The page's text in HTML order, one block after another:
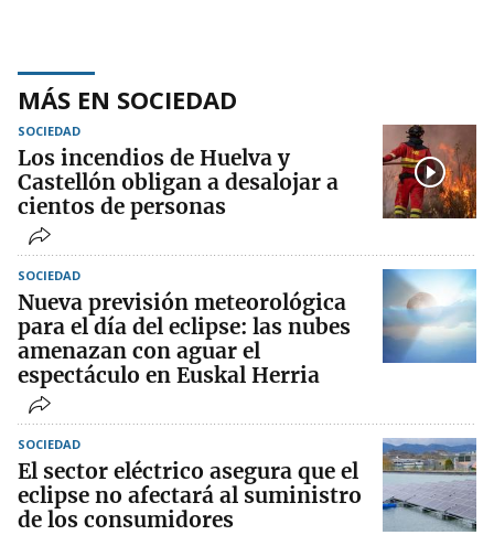
MÁS EN SOCIEDAD
SOCIEDAD
Los incendios de Huelva y
Castellón obligan a desalojar a
cientos de personas
SOCIEDAD
Nueva previsión meteorológica
para el día del eclipse: las nubes
amenazan con aguar el
espectáculo en Euskal Herria
SOCIEDAD
El sector eléctrico asegura que el
eclipse no afectará al suministro
de los consumidores